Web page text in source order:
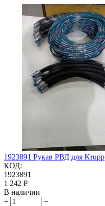
1923891 Рукав РВД для Krupp
КОД:
1923891
1 242 Р
В наличии
+
−